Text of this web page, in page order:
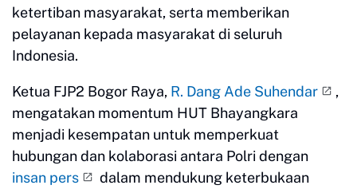
ketertiban masyarakat, serta memberikan
pelayanan kepada masyarakat di seluruh
Indonesia.
Ketua FJP2 Bogor Raya, R. Dang Ade Suhendar
,
mengatakan momentum HUT Bhayangkara
menjadi kesempatan untuk memperkuat
hubungan dan kolaborasi antara Polri dengan
insan pers
dalam mendukung keterbukaan